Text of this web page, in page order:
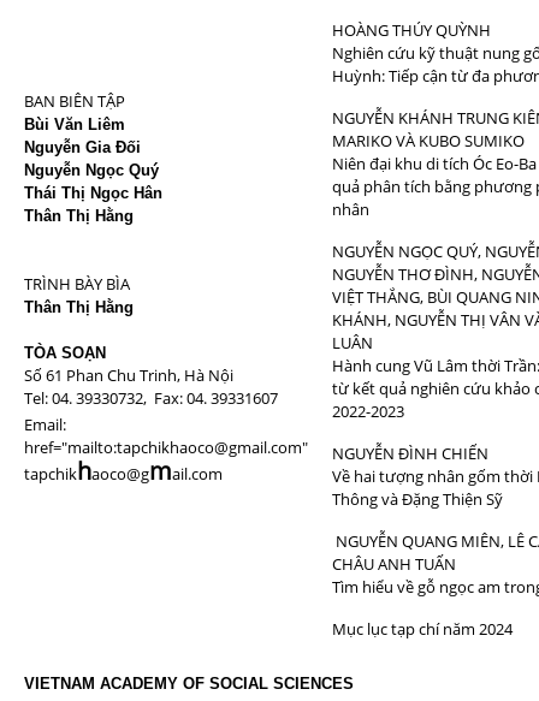
BAN BIÊN TẬP
Bùi Văn Liêm
Nguyễn Gia Đối
Nguyễn Ngọc Quý
Thái Thị Ngọc Hân
Thân Thị Hằng
TRÌNH BÀY BÌA
Thân Thị Hằng
TÒA SOẠN
Số 61 Phan Chu Trinh, Hà Nội
Tel: 04. 39330732, Fax: 04. 39331607
Email:
href="mailto:tapchikhaoco@gmail.com"
tapchikhaoco@gmail.com
HOÀNG THÚY QUỲNH
Nghiên cứu kỹ thuật nung
Huỳnh: Tiếp cận từ đa
NGUYỄN KHÁNH TRUNG
MARIKO VÀ KUBO SUMIKO
Niên đại khu di tích Óc Eo-
quả phân tích bằng phương
nhân
NGUYỄN NGỌC QUÝ,
NGUYỄN THƠ ĐÌNH,
VIỆT THẮNG, BÙI QUANG
KHÁNH, NGUYỄN THỊ VÂN
LUÂN
Hành cung Vũ Lâm thời
từ kết quả nghiên cứu khảo
2022-2023
NGUYỄN ĐÌNH CHIẾN
Về hai tượng nhân gốm thời
Thông và Đặng Thiện Sỹ
NGUYỄN QUANG MIÊN, LÊ
CHÂU ANH TUẤN
Tìm hiểu về gỗ ngọc am
Mục lục tạp chí năm 2024
VIETNAM ACADEMY OF SOCIAL SCIENCES